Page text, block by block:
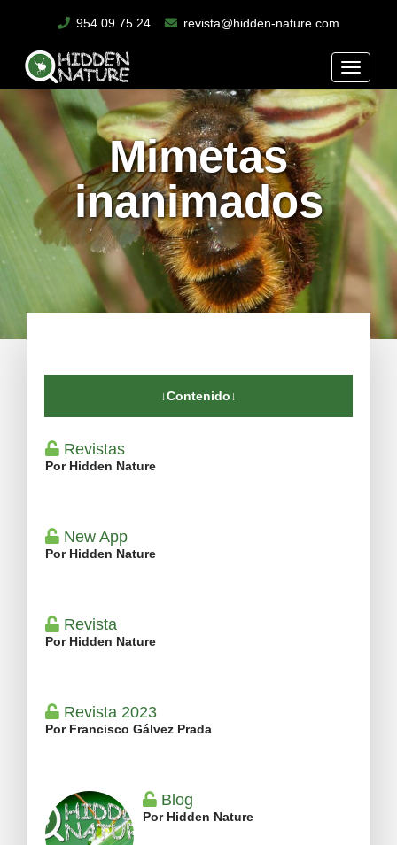
954 09 75 24 revista@hidden-nature.com
Toggle
Mimetas
inanimados
↓Contenido↓
Revistas
Por Hidden Nature
New App
Por Hidden Nature
Revista
Por Hidden Nature
Revista 2023
Por Francisco Gálvez Prada
Blog
Por Hidden Nature